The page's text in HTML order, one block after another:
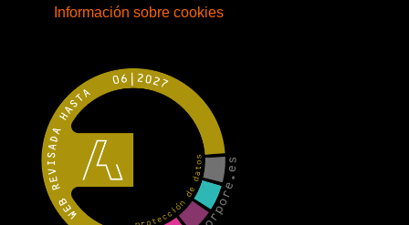
Información sobre cookies